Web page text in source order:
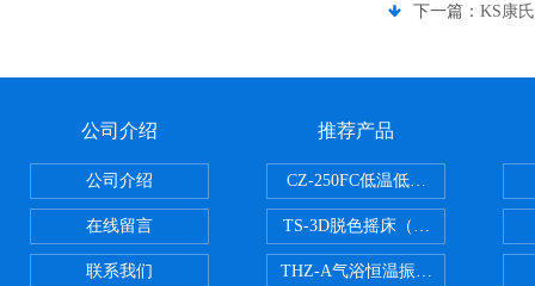
下一篇： KS康
公司介绍
公司介绍
在线留言
联系我们
推荐产品
CZ-250FC低温低湿种子储藏柜
TS-3D脱色摇床（三维运动）
THZ-A气浴恒温振荡器